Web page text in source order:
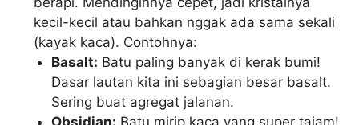
kecil-kecil atau bahkan nggak ada sama sekali
(kayak kaca). Contohnya:
Basalt: Batu paling banyak di kerak bumi!
Dasar lautan kita ini sebagian besar basalt.
Sering buat agregat jalanan.
Obsidian: Batu mirip kaca yang super tajam!